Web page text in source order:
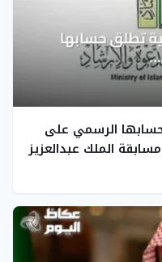
الرسمي على
الملك عبدالعزيز